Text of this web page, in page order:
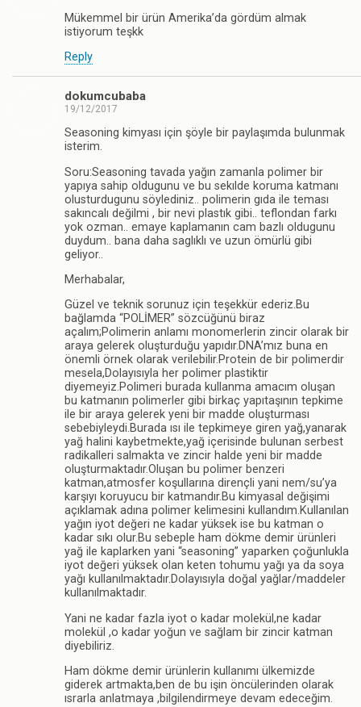
Mükemmel bir ürün Amerika’da gördüm almak
istiyorum teşkk
Reply
dokumcubaba
19/12/2017
Seasoning kimyası için şöyle bir paylaşımda bulunmak
isterim.
Soru:Seasoning tavada yağın zamanla polimer bir
yapıya sahip oldugunu ve bu sekılde koruma katmanı
olusturdugunu söylediniz.. polimerin gıda ile teması
sakıncalı değilmi , bir nevi plastık gibi.. teflondan farkı
yok ozman.. emaye kaplamanın cam bazlı oldugunu
duydum.. bana daha saglıklı ve uzun ömürlü gibi
geliyor..
Merhabalar,
Güzel ve teknik sorunuz için teşekkür ederiz.Bu
bağlamda “POLİMER” sözcüğünü biraz
açalım;Polimerin anlamı monomerlerin zincir olarak bir
araya gelerek oluşturduğu yapıdır.DNA’mız buna en
önemli örnek olarak verilebilir.Protein de bir polimerdir
mesela,Dolayısıyla her polimer plastiktir
diyemeyiz.Polimeri burada kullanma amacım oluşan
bu katmanın polimerler gibi birkaç yapıtaşının tepkime
ile bir araya gelerek yeni bir madde oluşturması
sebebiyleydi.Burada ısı ile tepkimeye giren yağ,yanarak
yağ halini kaybetmekte,yağ içerisinde bulunan serbest
radikalleri salmakta ve zincir halde yeni bir madde
oluşturmaktadır.Oluşan bu polimer benzeri
katman,atmosfer koşullarına dirençli yani nem/su’ya
karşıyı koruyucu bir katmandır.Bu kimyasal değişimi
açıklamak adına polimer kelimesini kullandım.Kullanılan
yağın iyot değeri ne kadar yüksek ise bu katman o
kadar sıkı olur.Bu sebeple ham dökme demir ürünleri
yağ ile kaplarken yani “seasoning” yaparken çoğunlukla
iyot değeri yüksek olan keten tohumu yağı ya da soya
yağı kullanılmaktadır.Dolayısıyla doğal yağlar/maddeler
kullanılmaktadır.
Yani ne kadar fazla iyot o kadar molekül,ne kadar
molekül ,o kadar yoğun ve sağlam bir zincir katman
diyebiliriz.
Ham dökme demir ürünlerin kullanımı ülkemizde
giderek artmakta,ben de bu işin öncülerinden olarak
ısrarla anlatmaya ,bilgilendirmeye devam edeceğim.